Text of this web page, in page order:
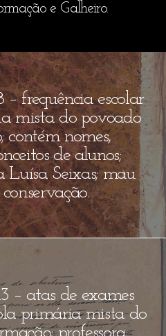
e Galheiro.
– frequência escolar
mista do povoado
contém nomes,
de alunos;
Luísa Seixas; mau
– atas de exames
primária mista do